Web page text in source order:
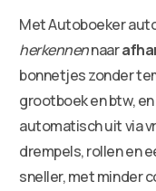
Met Autoboeker
herkennennaar
bonnetjes zonder
grootboek en btw,
automatisch uit via
drempels, rollen en
sneller, met minder